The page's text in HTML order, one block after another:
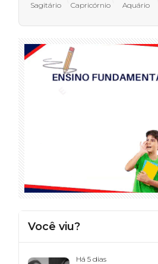
Sagitário Capricórnio Aquário
Você viu?
Há 5 dias